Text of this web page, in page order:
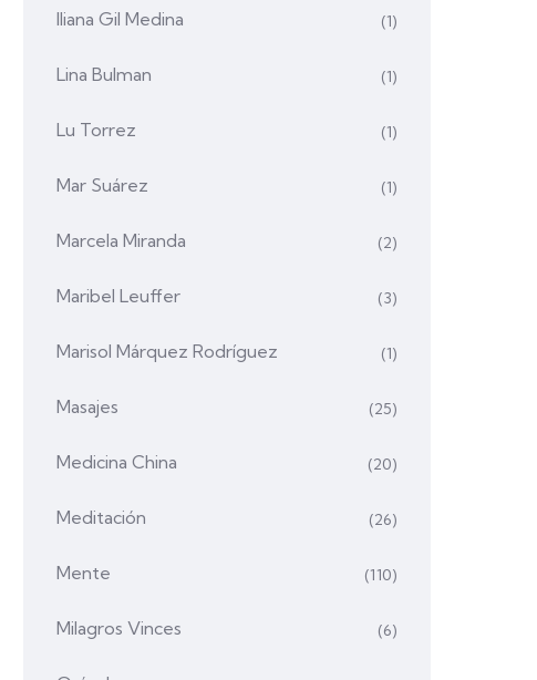
Iliana Gil Medina (1)
Lina Bulman (1)
Lu Torrez (1)
Mar Suárez (1)
Marcela Miranda (2)
Maribel Leuffer (3)
Marisol Márquez Rodríguez (1)
Masajes (25)
Medicina China (20)
Meditación (26)
Mente (110)
Milagros Vinces (6)